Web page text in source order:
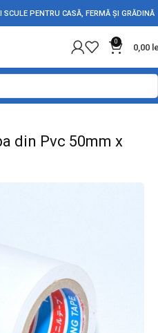
PENTRU CASĂ, FERMĂ ȘI GRĂDINĂ
0
0,00
& Adeziva
din Pvc 50mm x